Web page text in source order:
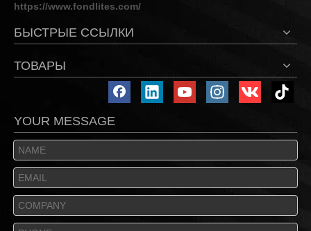
https://www.fondlites.com/
БЫСТРЫЕ ССЫЛКИ
ТОВАРЫ
YOUR MESSAGE